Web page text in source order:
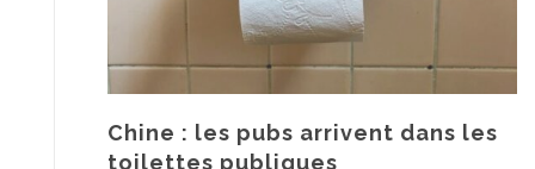
Chine : les pubs arrivent dans les
toilettes publiques